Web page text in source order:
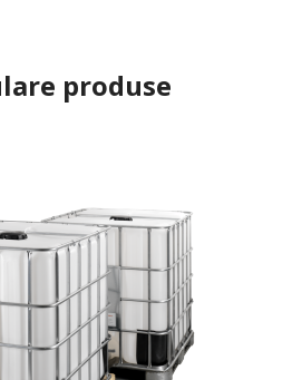
produse